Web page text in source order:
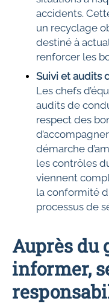
accidents.
un recyclage
destiné à
renforcer les
Suivi et audits
Les chefs
audits de
respect des
démarche
les contrôles
viennent
la conformité
processus de
Auprès du
informer,